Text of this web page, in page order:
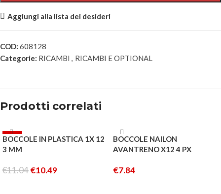
Aggiungi alla lista dei desideri
COD: 608128
Categorie: RICAMBI , RICAMBI E OPTIONAL
Prodotti correlati
-5%
BOCCOLE IN PLASTICA 1X 12
3 MM
€11.04€10.49
BOCCOLE NAILON
AVANTRENO X12 4 PX
€7.84